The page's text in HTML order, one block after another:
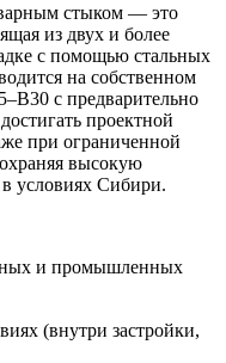
стыком — это
из двух и более
с помощью стальных
на собственном
с предварительно
проектной
при ограниченной
высокую
условиях Сибири.
и промышленных
(внутри застройки,